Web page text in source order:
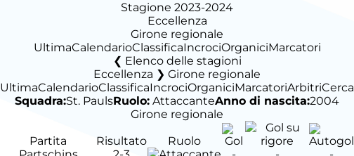
Stagione 2023-2024
Eccellenza
Girone regionale
UltimaCalendarioClassificaIncrociOrganiciMarcatori
Elenco delle stagioni
Eccellenza ❯ Girone regionale
UltimaCalendarioClassificaIncrociOrganiciMarcatoriArbitriCerca
Squadra:St. PaulsRuolo: AttaccanteAnno di nascita:2004
Girone regionale
Partita Risultato Ruolo